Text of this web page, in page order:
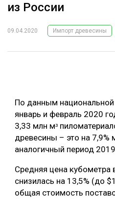
ЛЕСНОЕ ХОЗЯЙСТВО
ЦИФРОВАЯ СРЕДА
БИОЭНЕРГЕТИКА
ЛЕСОВОССТАНОВЛЕНИЕ И
ПРОИЗВОДСТВО ДРЕВЕСНЫХ
ЦБП
РУБРИКИ
ТЕМАТИЧЕСКИЕ ПРОЕКТЫ
ПОДБОРКИ СТАТЕЙ
из России
09.04.2020 Импорт древесины
По данным
январь и февраль 2020
3,33 млн мᶟ
древесины – это на 7,9%
аналогичный период
Средняя цена
снизилась на 13,5% (до
общая стоимость